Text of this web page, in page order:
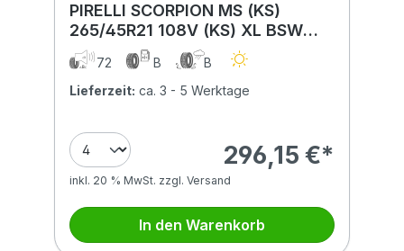
PIRELLI SCORPION MS (KS)
265/45R21 108V (KS) XL BSW
PNCS
72 B
B
Lieferzeit: ca. 3 - 5 Werktage
296,15 €*
inkl. 20 % MwSt. zzgl. Versand
In den Warenkorb